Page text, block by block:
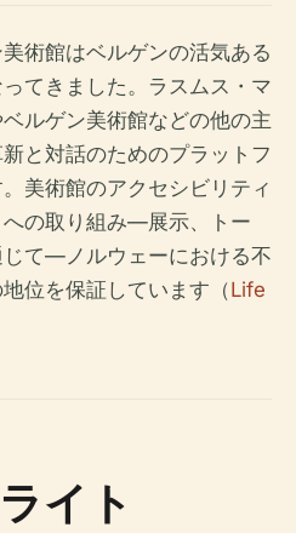
術館はベルゲンの活気ある
てきました。ラスムス・マ
ルゲン美術館などの他の主
と対話のためのプラットフ
美術館のアクセシビリティ
への取り組み—展示、トー
て—ノルウェーにおける不
位を保証しています（Life
イト